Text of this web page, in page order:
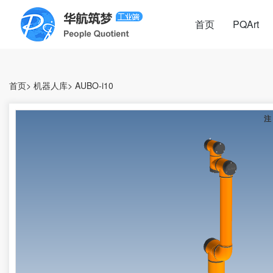
首页 PQArt
首页> 机器人库> AUBO-i10